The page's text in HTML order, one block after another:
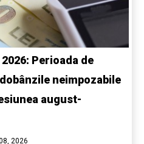
Perioada de
neimpozabile
august-
2026